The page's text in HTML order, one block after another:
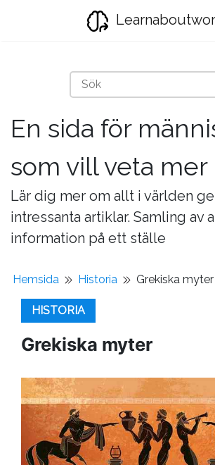
En sida för
som vill veta mer
Lär dig mer om allt i världen
intressanta artiklar. Samling av
information på ett ställe
Hemsida Historia Grekiska myter
HISTORIA
Grekiska myter